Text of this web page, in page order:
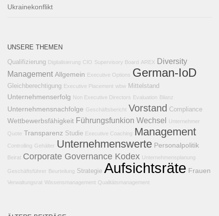
Ukrainekonflikt
UNSERE THEMEN
Qualifizierung Digitalisierung CIO Supervisory Board AREX Diversity
Management Allgemein Executive Options German-IoD
Gleichberechtigung Executive Placement wbw Mittelstand
Unternehmenserfolg Non Executive Directors Evaluation Bilanz
Unternehmensnachfolge Geschäftsbericht Vorstand Compliance
Wettbewerbsfähigkeit Führungsfunkion Wechsel Unternehmer
Quote Transparenz Studie Executive Coaching Management
Controlling Gehälter Unternehmenswerte Personalpolitik
Beirat Corporate Governance Kodex Unternehmensplanung
Geschäftsführer Beurteilung Strategie Aufsichtsräte Frauen
Verwaltungsrat Wissensmanagement Qualitätsmanagement